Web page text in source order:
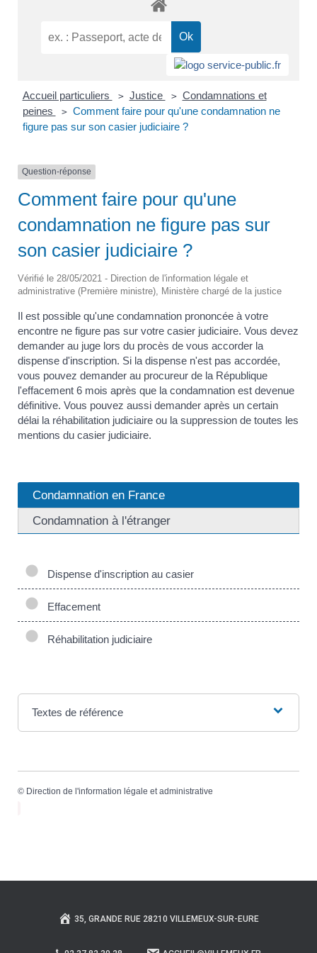
Accueil particuliers > Justice > Condamnations et
peines
> Comment faire pour qu'une condamnation ne
figure pas sur son casier judiciaire ?
Question-réponse
Comment faire pour qu'une
condamnation ne figure pas sur
son casier judiciaire ?
Vérifié le 28/05/2021 - Direction de l'information légale et
administrative (Première ministre), Ministère chargé de la justice
Il est possible qu'une condamnation prononcée à votre
encontre ne figure pas sur votre casier judiciaire. Vous devez
demander au juge lors du procès de vous accorder la
dispense d'inscription. Si la dispense n'est pas accordée,
vous pouvez demander au procureur de la République
l'effacement 6 mois après que la condamnation est devenue
définitive. Vous pouvez aussi demander après un certain
délai la réhabilitation judiciaire ou la suppression de toutes les
mentions du casier judiciaire.
Condamnation en France
Condamnation à l'étranger
Dispense d'inscription au casier
Effacement
Réhabilitation judiciaire
Textes de référence
© Direction de l'information légale et administrative
35, GRANDE RUE 28210 VILLEMEUX-SUR-EURE